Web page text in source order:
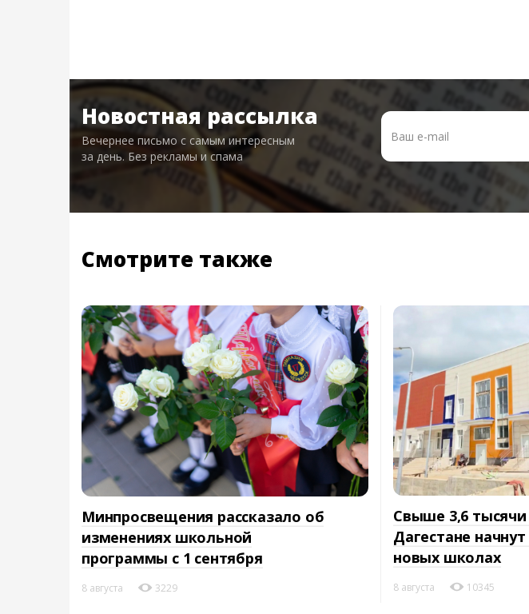
Новостная рассылка
Вечернее письмо с самым интересным
за день. Без рекламы и спама
Смотрите также
Минпросвещения рассказало об
изменениях школьной
программы с 1 сентября
8 августа 3229
Свыше 3,6 тысячи
Дагестане
новых школах
8 августа 10345